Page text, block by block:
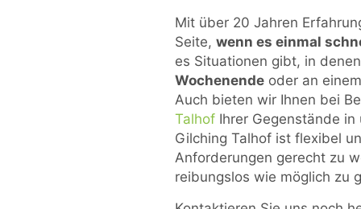
Mit über 20 Jahren
Seite, wenn es einmal
es Situationen gibt, in
Wochenende oder an
Auch bieten wir Ihnen bei
Talhof Ihrer Gegenstände
Gilching Talhof ist flexibel
Anforderungen gerecht zu
reibungslos wie möglich zu